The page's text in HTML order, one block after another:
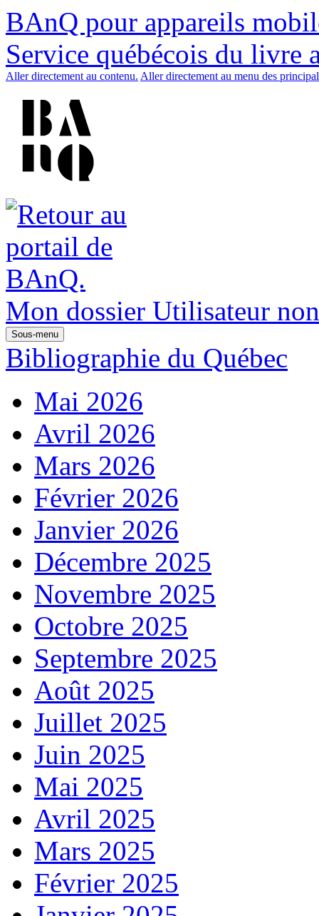
BAnQ pour appareils
Service québécois du livre
Aller directement au contenu. Aller directement au menu des
Mon dossier Utilisateur
Sous-menu
Bibliographie du Québec
Mai 2026
Avril 2026
Mars 2026
Février 2026
Janvier 2026
Décembre 2025
Novembre 2025
Octobre 2025
Septembre 2025
Août 2025
Juillet 2025
Juin 2025
Mai 2025
Avril 2025
Mars 2025
Février 2025